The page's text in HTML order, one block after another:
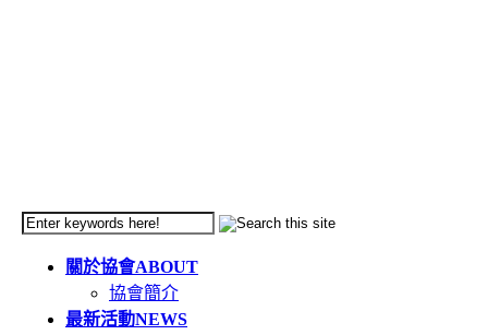
關於協會ABOUT
協會簡介
最新活動NEWS